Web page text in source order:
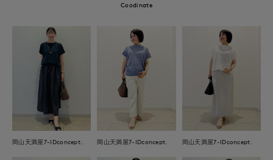
Coodinate
岡山天満屋7-IDconcept. 岡山天満屋7-IDconcept. 岡山天満屋7-IDconcept.